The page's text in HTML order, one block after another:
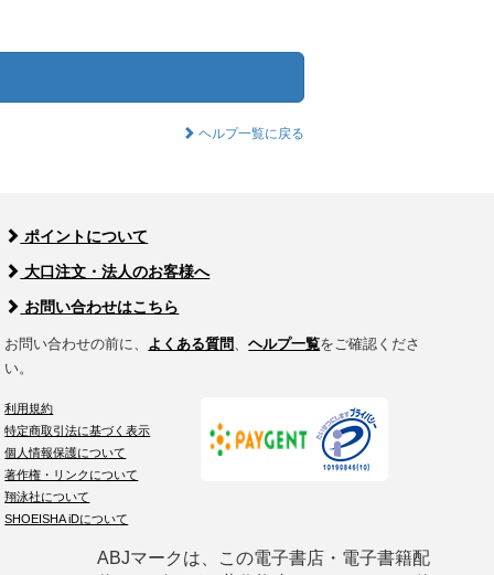
ヘルプ一覧に戻る
ポイントについて
大口注文・法人のお客様へ
お問い合わせはこちら
お問い合わせの前に、 よくある質問、ヘルプ一覧をご確認くださ
い。
利用規約
特定商取引法に基づく表示
個人情報保護について
著作権・リンクについて
翔泳社について
SHOEISHA iDについて
ABJマークは、この電子書店・電子書籍配